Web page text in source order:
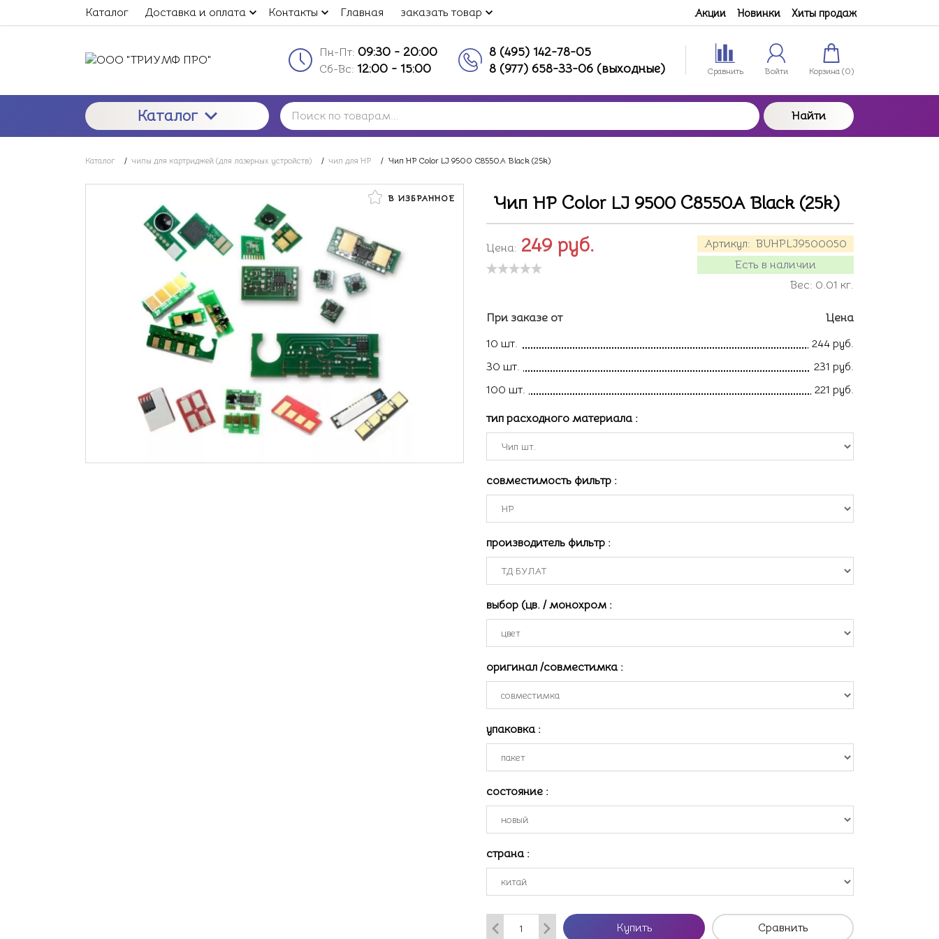
Каталог Доставка и оплата Контакты Главная заказать товар Акции Новинки Хиты продаж
Пн-Пт: 09:30 - 20:00
Сб-Вс: 12:00 - 15:00
8 (495) 142-78-05
8 (977) 658-33-06 (выходные)
Сравнить Войти Корзина (0)
Каталог Найти
Каталог / чипы для картриджей (для лазерных устройств) / чип для HP / Чип HP Color LJ 9500 C8550A Black (25k)
В ИЗБРАННОЕ Чип HP Color LJ 9500 C8550A Black (25k)
Артикул: BUHPLJ9500050
Есть в наличии
Вес: 0.01 кг.
Цена: 249 руб.
При заказе от
Цена
10 шт.
244 руб.
30 шт.
231 руб.
100 шт.
221 руб.
тип расходного материала :
совместимость фильтр :
производитель фильтр :
выбор (цв. / монохром :
оригинал /совместимка :
упаковка :
состояние :
страна :
Купить Сравнить